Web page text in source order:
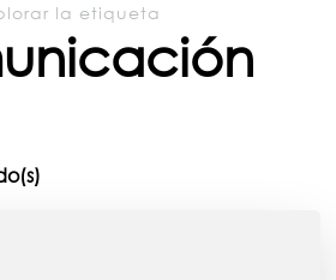
la etiqueta